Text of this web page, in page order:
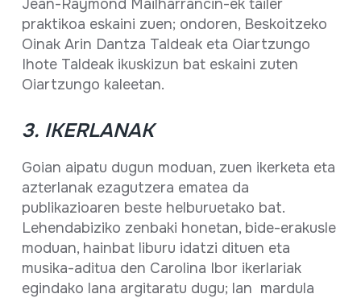
Jean-Raymond Mailharrancin-ek tailer
praktikoa eskaini zuen; ondoren, Beskoitzeko
Oinak Arin Dantza Taldeak eta Oiartzungo
Ihote Taldeak ikuskizun bat eskaini zuten
Oiartzungo kaleetan.
3. IKERLANAK
Goian aipatu dugun moduan, zuen ikerketa eta
azterlanak ezagutzera ematea da
publikazioaren beste helburuetako bat.
Lehendabiziko zenbaki honetan, bide-erakusle
moduan, hainbat liburu idatzi dituen eta
musika-aditua den Carolina Ibor ikerlariak
egindako lana argitaratu dugu; lan mardula